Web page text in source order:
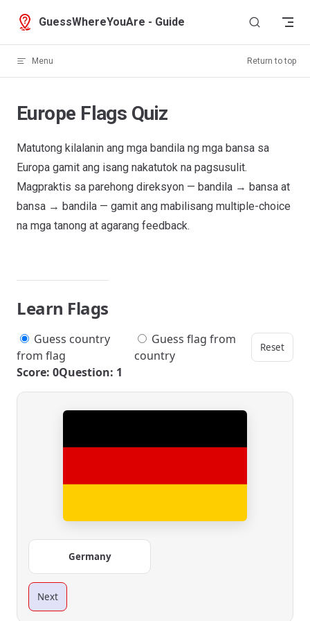
Skip to content
GuessWhereYouAre - Guide
Menu Return to top
Europe Flags Quiz
Matutong kilalanin ang mga bandila ng mga bansa sa
Europa gamit ang isang nakatutok na pagsusulit.
Magpraktis sa parehong direksyon — bandila → bansa at
bansa → bandila — gamit ang mabilisang multiple-choice
na mga tanong at agarang feedback.
Learn Flags
Guess country
from flag
Guess flag from
country
Reset
Score: 0Question: 1
Germany
Next